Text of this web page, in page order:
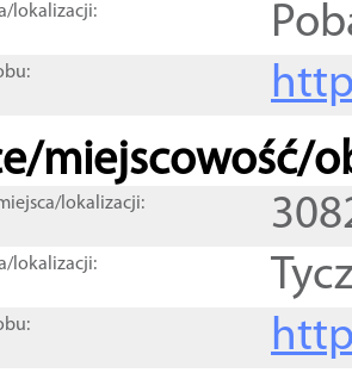
lokalizacji:
miejscowość/
lokalizacji:
lokalizacji: